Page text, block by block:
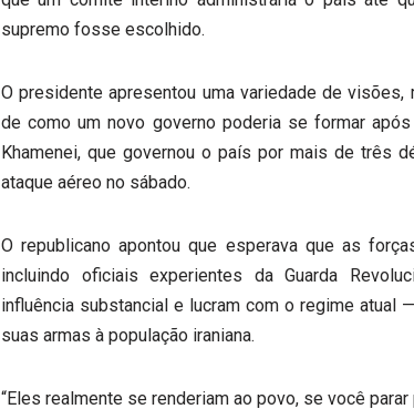
supremo fosse escolhido.
O presidente apresentou uma variedade de
de como um novo governo poderia se formar
Khamenei, que governou o país por mais de três
ataque aéreo no sábado.
O republicano apontou que esperava que as
incluindo oficiais experientes da Guarda
influência substancial e lucram com o regime atual
suas armas à população iraniana.
“Eles realmente se renderiam ao povo, se você